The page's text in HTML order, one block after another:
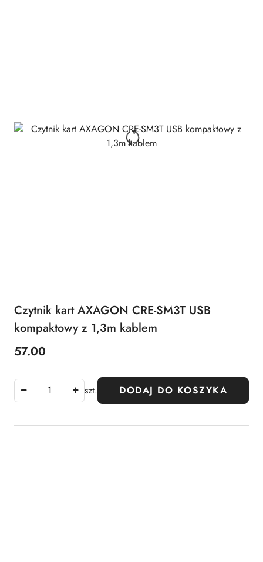
Czytnik kart AXAGON CRE-SM3T USB
kompaktowy z 1,3m kablem
Cena:
57.00
szt. DODAJ DO KOSZYKA